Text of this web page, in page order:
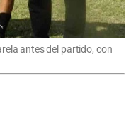
antes del partido, con